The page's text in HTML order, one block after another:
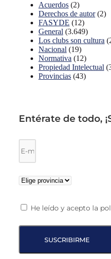
Acuerdos (2)
Derechos de autor(2)
FASYDE (12)
General (3.649)
Los clubs son cultura
Nacional (19)
Normativa (12)
Propiedad Intelectual
Provincias (43)
Entérate de todo,
He leído y acepto la
SUSCRIBIRME